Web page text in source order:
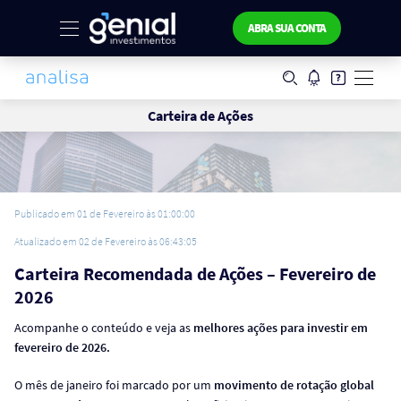
ABRA SUA CONTA
Carteira de Ações
Publicado em 01 de Fevereiro às 01:00:00
Atualizado em 02 de Fevereiro às 06:43:05
Carteira Recomendada de Ações – Fevereiro de
2026
Acompanhe o conteúdo e veja as melhores ações para investir em
fevereiro de 2026.
O mês de janeiro foi marcado por um movimento de rotação global